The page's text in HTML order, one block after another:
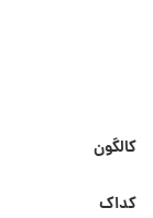
کالگون
کداک